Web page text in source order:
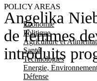
POLICY AREAS
Economie
Politique
Agriculture et
Santé
Technologies
Energie,
Défense
Angelika
de femmes
introduits